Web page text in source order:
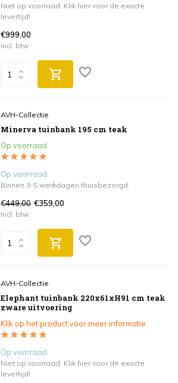
Niet op voorraad. Klik hier voor de exacte
levertijd!
€999,00
Incl. btw
AVH-Collectie
Minerva tuinbank 195 cm teak
Op voorraad
Op voorraad
Binnen 3-5 werkdagen thuisbezorgd.
€449,00 €359,00
Incl. btw
AVH-Collectie
Elephant tuinbank 220x61xH91 cm teak
zware uitvoering
Klik op het product voor meer informatie
Op voorraad
Niet op voorraad. Klik hier voor de exacte
levertijd!